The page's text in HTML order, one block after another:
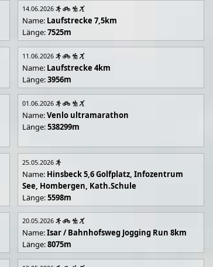
14.06.2026
Name: Laufstrecke 7,5km
Länge:7525m
11.06.2026
Name: Laufstrecke 4km
Länge:3956m
01.06.2026
Name:Venlo ultramarathon
Länge:538299m
25.05.2026
Name: Hinsbeck 5,6 Golfplatz, Infozentrum
See, Hombergen, Kath.Schule
Länge:5598m
20.05.2026
Name:Isar / Bahnhofsweg Jogging Run 8km
Länge:8075m